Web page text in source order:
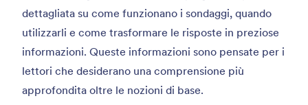
dettagliata su come funzionano i sondaggi, quando
utilizzarli e come trasformare le risposte in preziose
informazioni. Queste informazioni sono pensate per i
lettori che desiderano una comprensione più
approfondita oltre le nozioni di base.